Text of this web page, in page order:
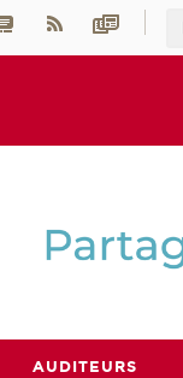
AUDITEURS